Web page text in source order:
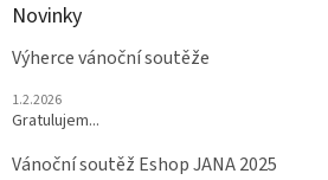
Novinky
Výherce vánoční soutěže
1.2.2026
Gratulujem...
Vánoční soutěž Eshop JANA 2025